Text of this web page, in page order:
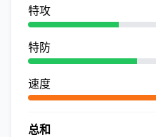
特攻
特防
速度
总和